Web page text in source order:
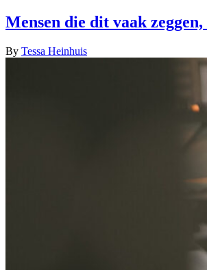
Mensen die dit vaak
By Tessa Heinhuis